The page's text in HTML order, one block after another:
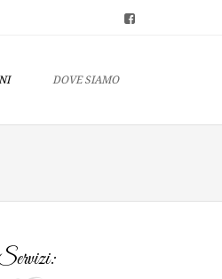
DOVE SIAMO